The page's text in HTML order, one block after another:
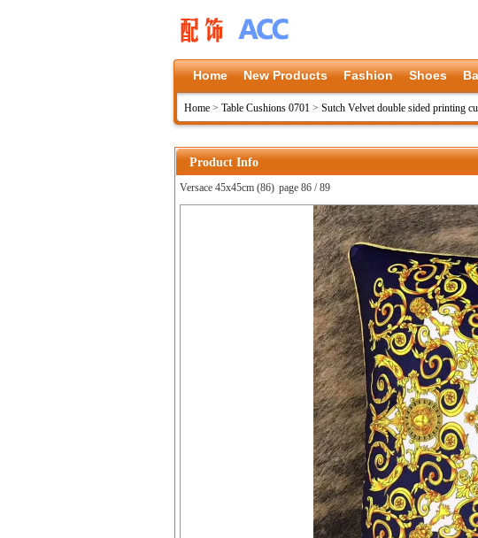
Home New Products Fashion Shoes
Home > Table Cushions 0701 > Sutch Velvet double sided printing
Product Info
Versace 45x45cm (86) page 86 / 89